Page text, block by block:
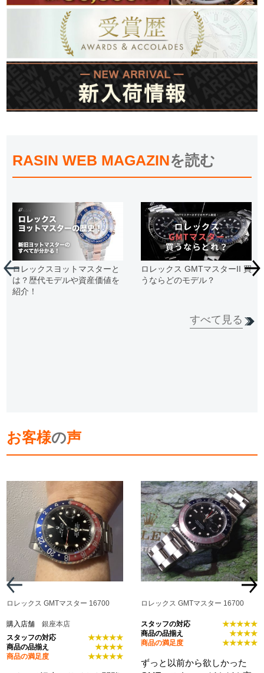
RASIN WEB MAGAZINを読む
ロレックスヨットマスターと
は？歴代モデルや資産価値を
紹介！
ロレックス GMTマスターII 買
うならどのモデル？
すべて見る
お客様の声
ロレックス GMTマスター 16700
購入店舗銀座本店
スタッフの対応
★★★★★
商品の品揃え
★★★★
商品の満足度
★★★★★
ロレックス GMTマスター 16700
スタッフの対応
★★★★★
商品の品揃え
★★★★
商品の満足度
★★★★★
ずっと以前から欲しかった